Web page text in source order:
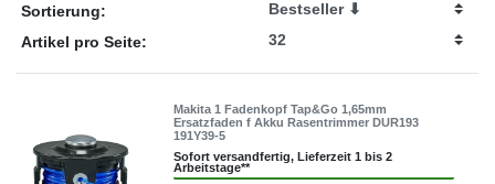
Sortierung:
Artikel pro Seite:
Makita 1 Fadenkopf Tap&Go 1,65mm
Ersatzfaden f Akku Rasentrimmer DUR193
191Y39-5
Sofort versandfertig, Lieferzeit 1 bis 2
Arbeitstage**